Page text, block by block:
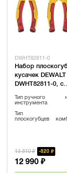
DWHT82811-0
Набор
кусачек DEWALT
DWHT82811-0, с
рукоятками:
длинногубцы +
Тип ручного
инструмента
Тип
плоскогубцев
13 810 ₽ 820 ₽
12 990 ₽